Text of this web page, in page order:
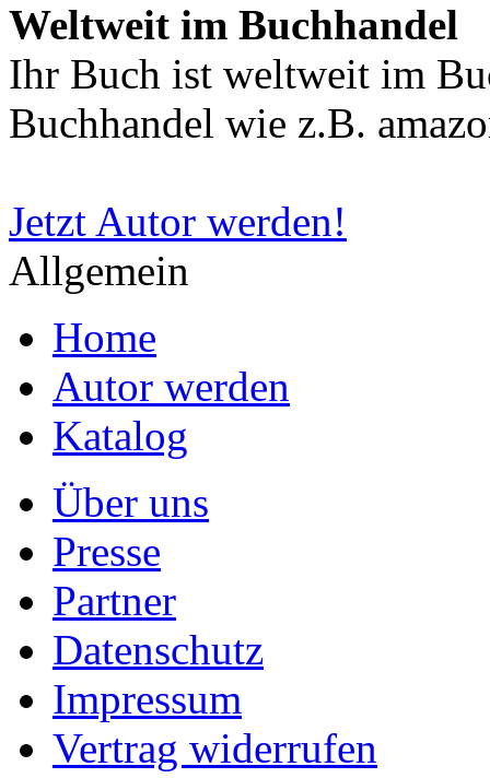
Weltweit im Buchhandel
Ihr Buch ist weltweit im
Buchhandel wie z.B.
Jetzt Autor werden!
Allgemein
Home
Autor werden
Katalog
Über uns
Presse
Partner
Datenschutz
Impressum
Vertrag widerrufen